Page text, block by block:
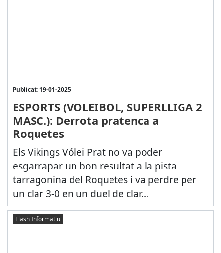
Publicat: 19-01-2025
ESPORTS (VOLEIBOL, SUPERLLIGA 2
MASC.): Derrota pratenca a
Roquetes
Els Vikings Vólei Prat no va poder
esgarrapar un bon resultat a la pista
tarragonina del Roquetes i va perdre per
un clar 3-0 en un duel de clar...
Flash Informatiu